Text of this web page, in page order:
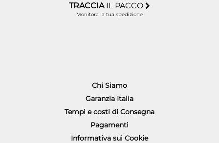
TRACCIA IL PACCO
Monitora la tua spedizione
Chi Siamo
Garanzia Italia
Tempi e costi di Consegna
Pagamenti
Informativa sui Cookie